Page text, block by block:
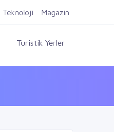
Kayıt Ol Giriş Yap
Turistik Yerler
Teknoloji Magazin